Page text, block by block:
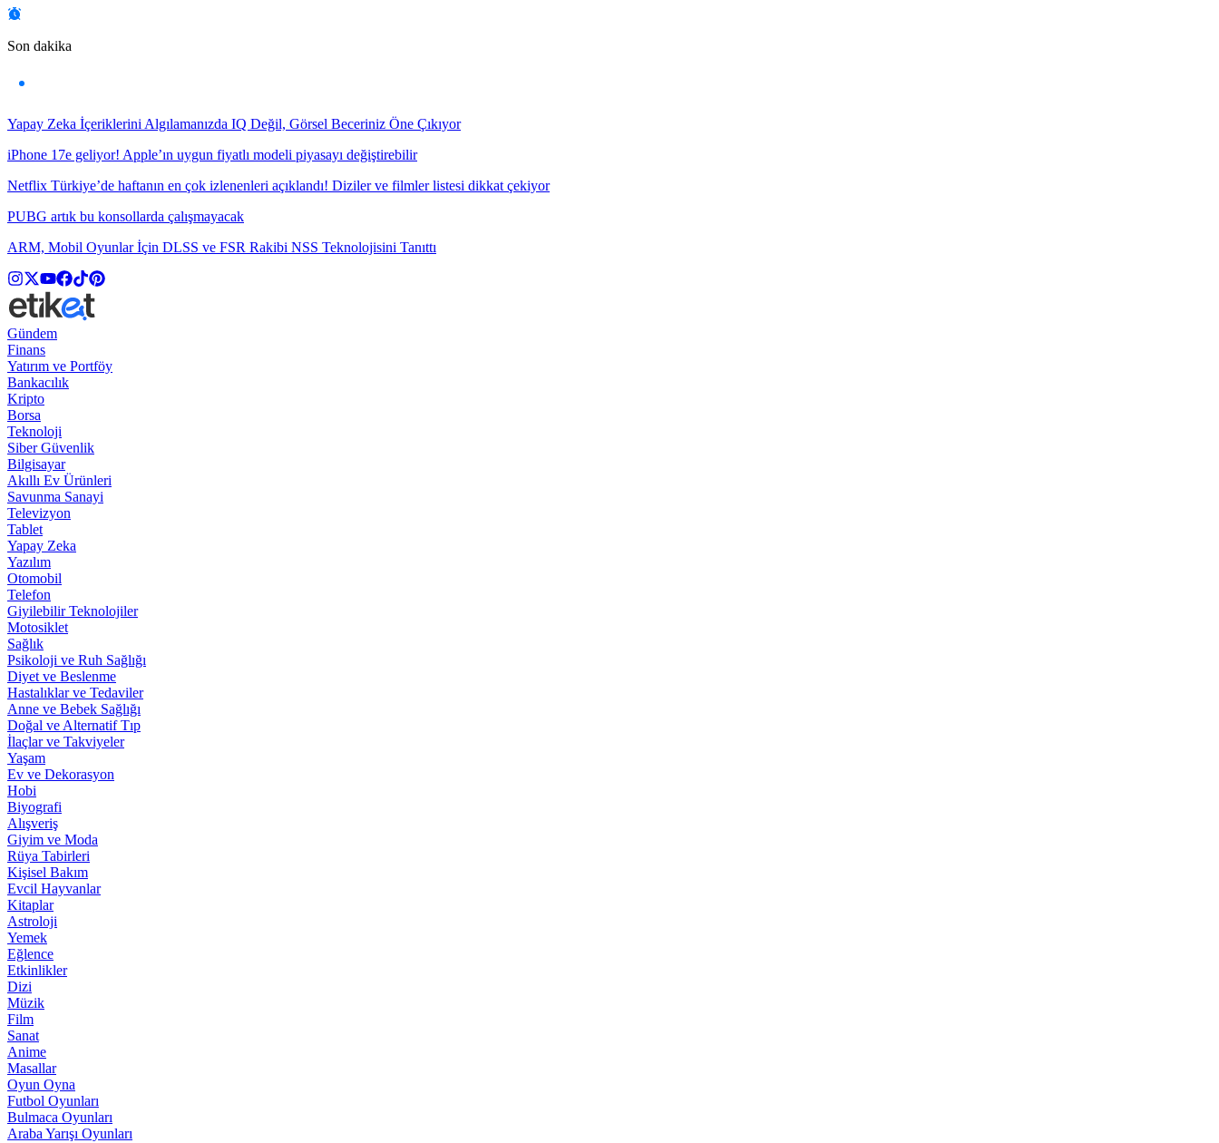
Son dakika
Yapay Zeka İçeriklerini Algılamanızda IQ Değil, Görsel Beceriniz Öne Çıkıyor
iPhone 17e geliyor! Apple’ın uygun fiyatlı modeli piyasayı değiştirebilir
Netflix Türkiye’de haftanın en çok izlenenleri açıklandı! Diziler ve filmler listesi dikkat çekiyor
PUBG artık bu konsollarda çalışmayacak
ARM, Mobil Oyunlar İçin DLSS ve FSR Rakibi NSS Teknolojisini Tanıttı
Gündem
Finans
Yatırım ve Portföy
Bankacılık
Kripto
Borsa
Teknoloji
Siber Güvenlik
Bilgisayar
Akıllı Ev Ürünleri
Savunma Sanayi
Televizyon
Tablet
Yapay Zeka
Yazılım
Otomobil
Telefon
Giyilebilir Teknolojiler
Motosiklet
Sağlık
Psikoloji ve Ruh Sağlığı
Diyet ve Beslenme
Hastalıklar ve Tedaviler
Anne ve Bebek Sağlığı
Doğal ve Alternatif Tıp
İlaçlar ve Takviyeler
Yaşam
Ev ve Dekorasyon
Hobi
Biyografi
Alışveriş
Giyim ve Moda
Rüya Tabirleri
Kişisel Bakım
Evcil Hayvanlar
Kitaplar
Astroloji
Yemek
Eğlence
Etkinlikler
Dizi
Müzik
Film
Sanat
Anime
Masallar
Oyun Oyna
Futbol Oyunları
Bulmaca Oyunları
Araba Yarışı Oyunları